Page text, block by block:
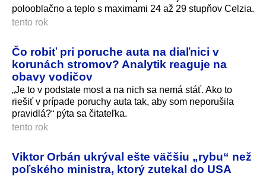
polooblačno a teplo s maximami 24 až 29 stupňov Celzia.
tento rok
Čo robiť pri poruche auta na diaľnici v
korunách stromov? Analytik reaguje na
obavy vodičov
„Je to v podstate most a na nich sa nemá stáť. Ako to
riešiť v prípade poruchy auta tak, aby som neporušila
pravidlá?“ pýta sa čitateľka.
tento rok
Viktor Orbán ukrýval ešte väčšiu „rybu“ než
poľského ministra, ktorý zutekal do USA